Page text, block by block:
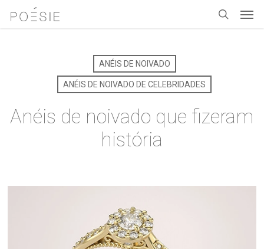
ANÉIS DE NOIVADO
ANÉIS DE NOIVADO DE CELEBRIDADES
Anéis de noivado que fizeram
história